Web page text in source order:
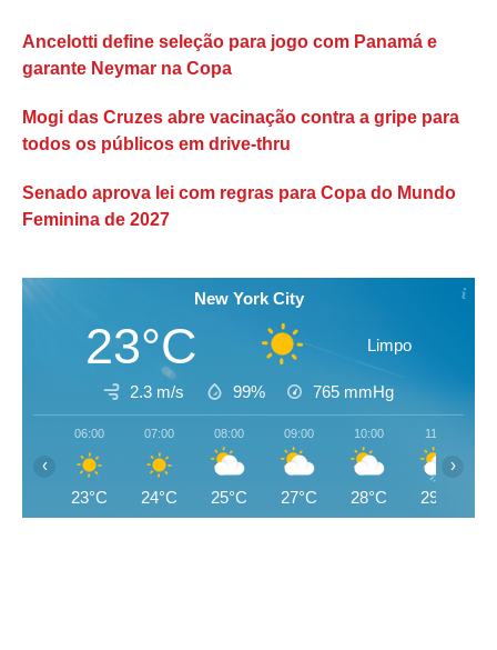
Ancelotti define seleção para jogo com Panamá e
garante Neymar na Copa
Mogi das Cruzes abre vacinação contra a gripe para
todos os públicos em drive-thru
Senado aprova lei com regras para Copa do Mundo
Feminina de 2027
New York City
23°C Limpo
2.3 m/s 99% 765 mmHg
06:00
23°C
07:00
24°C
08:00
25°C
09:00
27°C
10:00
28°C
11:00
29°C
‹ ›